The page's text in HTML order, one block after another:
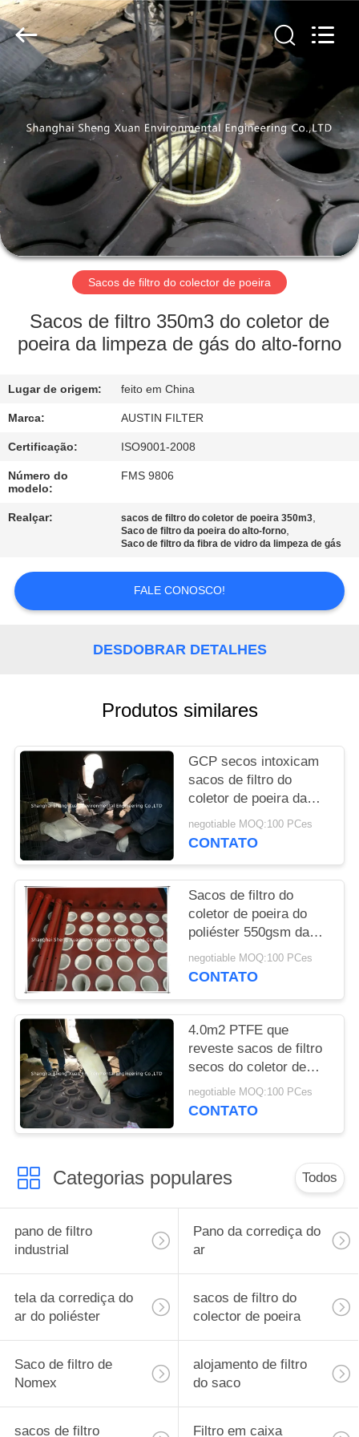
CASA
PRODUTOS
SOBRE
NÓS
EXCURSÃO
FÁBRICA
DA
QUALIDADE
CONTACTE-
NOS
UMAS
CITAÇÕES
PRIVACY
POLICY
Environmental
Engineering
Co.,LTD.
All
Rights
Developed
by
ECER
Sacos de filtro do colector de poeira
Sacos de filtro 350m3 do coletor de
poeira da limpeza de gás do alto-forno
Lugar de origem: feito em China
Marca: AUSTIN FILTER
Certificação: ISO9001-2008
Número do
modelo:
FMS 9806
Realçar: sacos de filtro do coletor de poeira 350m3,
Saco de filtro da poeira do alto-forno,
Saco de filtro da fibra de vidro da limpeza de gás
FALE CONOSCO!
DESDOBRAR DETALHES
Produtos similares
GCP secos intoxicam
sacos de filtro do
coletor de poeira da
limpeza DDS
negotiable MOQ:100 PCes
CONTATO
Sacos de filtro do
coletor de poeira do
poliéster 550gsm da
fornalha das ligas
negotiable MOQ:100 PCes
CONTATO
4.0m2 PTFE que
reveste sacos de filtro
secos do coletor de
poeira de GCP
negotiable MOQ:100 PCes
CONTATO
Categorias populares Todos
pano de filtro
industrial
Pano da corrediça do
ar
tela da corrediça do
ar do poliéster
sacos de filtro do
colector de poeira
Saco de filtro de
Nomex
alojamento de filtro
do saco
sacos de filtro Filtro em caixa